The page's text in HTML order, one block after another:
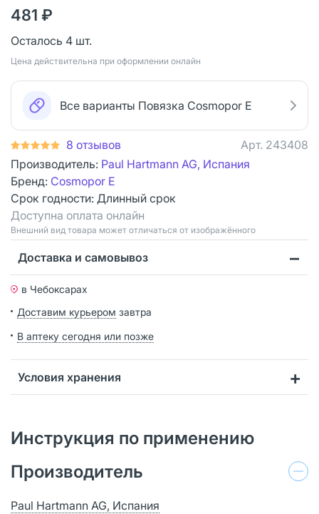
481 ₽
Осталось 4 шт.
Цена действительна при оформлении онлайн
Все варианты Повязка Cosmopor Е
8 отзывов Арт. 243408
Производитель: Paul Hartmann AG, Испания
Бренд: Cosmopor E
Срок годности: Длинный срок
Доступна оплата онлайн
Bнешний вид товара может отличаться от изображённого
Доставка и самовывоз
в Чебоксарах
Доставим курьером завтра
В аптеку сегодня или позже
Условия хранения
Инструкция по применению
Производитель
Paul Hartmann AG, Испания